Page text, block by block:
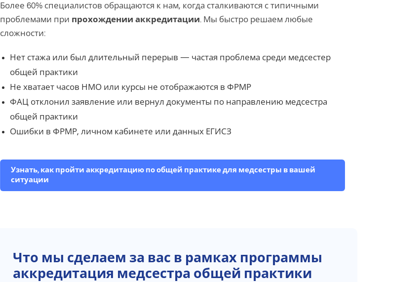
Более 60% специалистов обращаются к нам, когда сталкиваются с типичными
проблемами при прохождении аккредитации. Мы быстро решаем любые
сложности:
Нет стажа или был длительный перерыв — частая проблема среди медсестер
общей практики
Не хватает часов НМО или курсы не отображаются в ФРМР
ФАЦ отклонил заявление или вернул документы по направлению медсестра
общей практики
Ошибки в ФРМР, личном кабинете или данных ЕГИСЗ
Узнать, как пройти аккредитацию по общей практике для медсестры в вашей
ситуации
Что мы сделаем за вас в рамках программы
аккредитация медсестра общей практики